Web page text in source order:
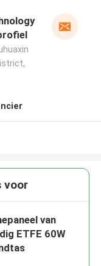
voor
van
ETFE 60W